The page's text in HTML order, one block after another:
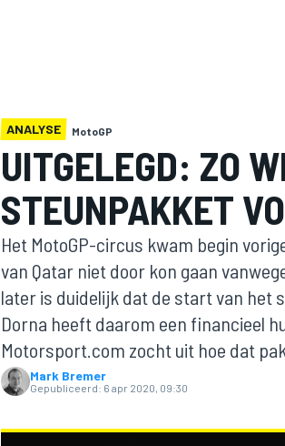
MOTOGP
ANALYSE MotoGP
UITGELEGD: ZO
STEUNPAKKET
Het MotoGP-circus kwam begin
van Qatar niet door kon gaan
later is duidelijk dat de start van het
Dorna heeft daarom een financieel
Motorsport.com zocht uit hoe dat
Mark Bremer
Gepubliceerd: 6 apr 2020, 09:30